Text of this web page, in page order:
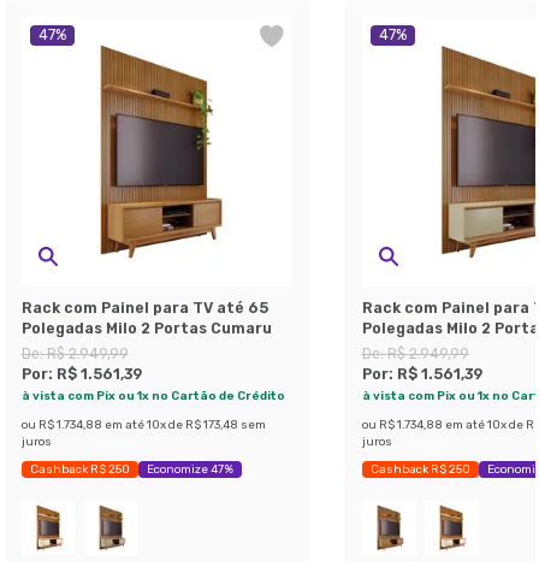
47%
Rack com Painel para TV até 65
Polegadas Milo 2 Portas Cumaru
De:R$ 2.949,99
Por: R$ 1.561,39
à vista com Pix ou 1x no Cartão de Crédito
ou R$ 1.734,88 em até 10x de R$ 173,48 sem
juros
Cashback R$ 250 Economize 47%
47%
Rack com Painel para
Polegadas Milo 2
Opala
De:R$ 2.949,99
Por: R$ 1.561,39
à vista com Pix ou 1x no
ou R$ 1.734,88 em até 10x de
juros
Cashback R$ 250